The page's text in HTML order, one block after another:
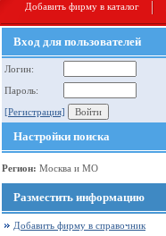
Добавить фирму в каталог
Вход для пользователей
Логин:
Пароль:
[Регистрация]
Настройки поиска
Регион: Москва и МО
Разместить информацию
Добавить фирму в справочник